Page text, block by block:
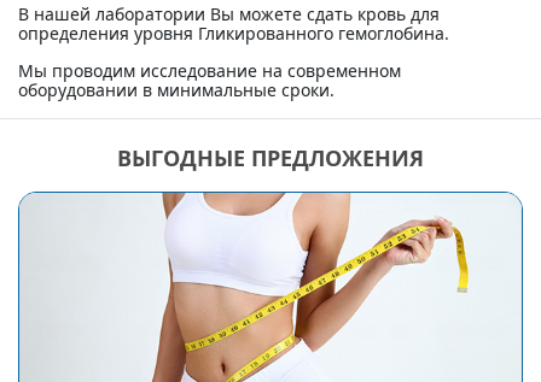
В нашей лаборатории Вы можете сдать кровь для
определения уровня Гликированного гемоглобина.
Мы проводим исследование на современном
оборудовании в минимальные сроки.
ВЫГОДНЫЕ ПРЕДЛОЖЕНИЯ